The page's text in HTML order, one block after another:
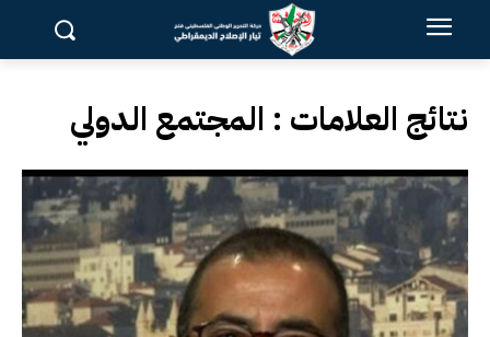
نتائج العلامات : المجتمع الدولي